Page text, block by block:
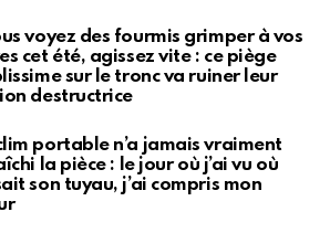
voyez des fourmis grimper à vos
cet été, agissez vite : ce piège
sur le tronc va ruiner leur
destructrice
portable n’a jamais vraiment
la pièce : le jour où j’ai vu où
son tuyau, j’ai compris mon